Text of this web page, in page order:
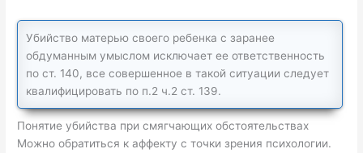
Убийство матерью своего ребенка с заранее
обдуманным умыслом исключает ее ответственность
по ст. 140, все совершенное в такой ситуации следует
квалифицировать по п.2 ч.2 ст. 139.
Понятие убийства при смягчающих обстоятельствах
Можно обратиться к аффекту с точки зрения психологии.